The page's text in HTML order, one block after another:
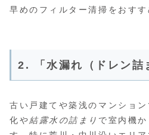
早めのフィルター清掃をおすす
2. 「水漏れ（ドレン詰
古い戸建てや築浅のマンショ
化や結露水の詰まり で室内機